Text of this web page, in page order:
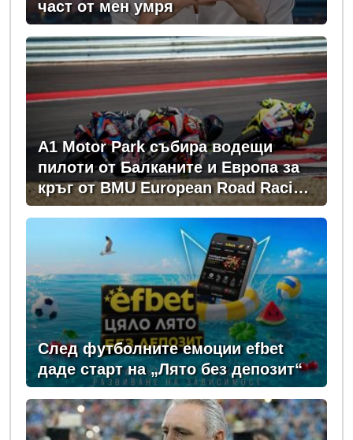
част от мен умря
A1 Motor Park събира водещи
пилоти от Балканите и Европа за
кръг от BMU European Road Racing
Championship 2026
След футболните емоции efbet
даде старт на „Лято без депозит“